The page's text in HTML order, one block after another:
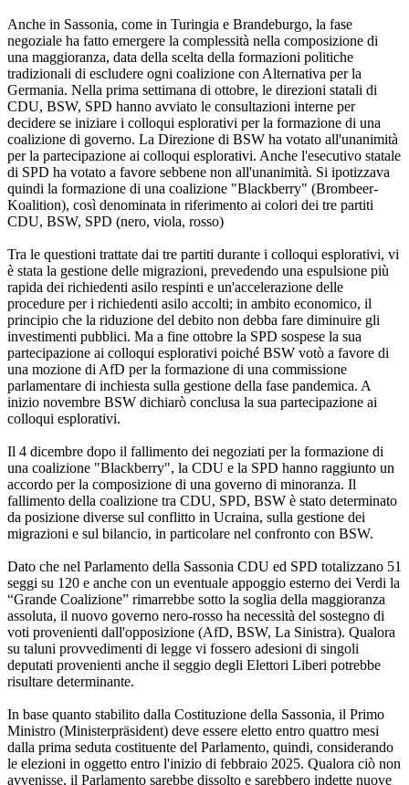
Anche in Sassonia, come in Turingia e Brandeburgo, la fase
negoziale ha fatto emergere la complessità nella composizione di
una maggioranza, data della scelta della formazioni politiche
tradizionali di escludere ogni coalizione con Alternativa per la
Germania. Nella prima settimana di ottobre, le direzioni statali di
CDU, BSW, SPD hanno avviato le consultazioni interne per
decidere se iniziare i colloqui esplorativi per la formazione di una
coalizione di governo. La Direzione di BSW ha votato all'unanimità
per la partecipazione ai colloqui esplorativi. Anche l'esecutivo statale
di SPD ha votato a favore sebbene non all'unanimità. Si ipotizzava
quindi la formazione di una coalizione "Blackberry" (Brombeer-
Koalition), così denominata in riferimento ai colori dei tre partiti
CDU, BSW, SPD (nero, viola, rosso)
Tra le questioni trattate dai tre partiti durante i colloqui esplorativi, vi
è stata la gestione delle migrazioni, prevedendo una espulsione più
rapida dei richiedenti asilo respinti e un'accelerazione delle
procedure per i richiedenti asilo accolti; in ambito economico, il
principio che la riduzione del debito non debba fare diminuire gli
investimenti pubblici. Ma a fine ottobre la SPD sospese la sua
partecipazione ai colloqui esplorativi poiché BSW votò a favore di
una mozione di AfD per la formazione di una commissione
parlamentare di inchiesta sulla gestione della fase pandemica. A
inizio novembre BSW dichiarò conclusa la sua partecipazione ai
colloqui esplorativi.
Il 4 dicembre dopo il fallimento dei negoziati per la formazione di
una coalizione "Blackberry", la CDU e la SPD hanno raggiunto un
accordo per la composizione di una governo di minoranza. Il
fallimento della coalizione tra CDU, SPD, BSW è stato determinato
da posizione diverse sul conflitto in Ucraina, sulla gestione dei
migrazioni e sul bilancio, in particolare nel confronto con BSW.
Dato che nel Parlamento della Sassonia CDU ed SPD totalizzano 51
seggi su 120 e anche con un eventuale appoggio esterno dei Verdi la
“Grande Coalizione” rimarrebbe sotto la soglia della maggioranza
assoluta, il nuovo governo nero-rosso ha necessità del sostegno di
voti provenienti dall'opposizione (AfD, BSW, La Sinistra). Qualora
su taluni provvedimenti di legge vi fossero adesioni di singoli
deputati provenienti anche il seggio degli Elettori Liberi potrebbe
risultare determinante.
In base quanto stabilito dalla Costituzione della Sassonia, il Primo
Ministro (Ministerpräsident) deve essere eletto entro quattro mesi
dalla prima seduta costituente del Parlamento, quindi, considerando
le elezioni in oggetto entro l'inizio di febbraio 2025. Qualora ciò non
avvenisse, il Parlamento sarebbe dissolto e sarebbero indette nuove